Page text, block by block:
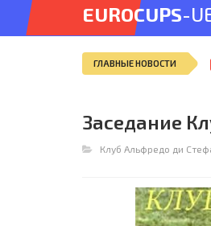
EUROCUPS-
ГЛАВНЫЕ НОВОСТИ
Заседание
Клуб Альфредо ди